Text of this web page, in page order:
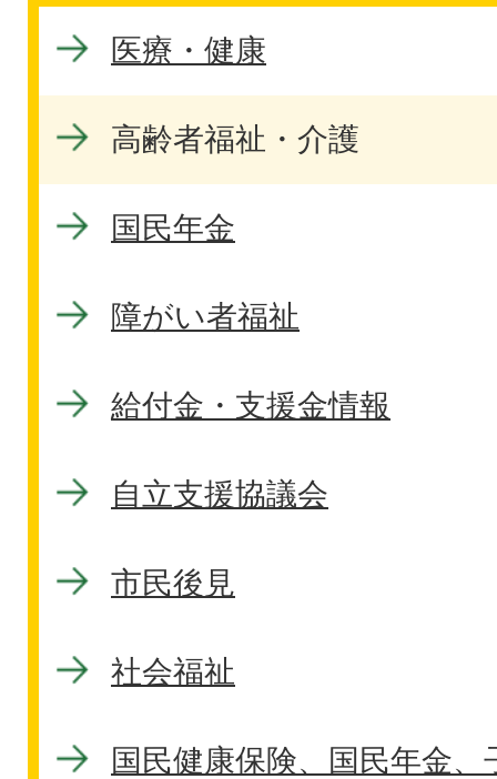
医療・健康
高齢者福祉・介護
国民年金
障がい者福祉
給付金・支援金情報
自立支援協議会
市民後見
社会福祉
国民健康保険、国民年金